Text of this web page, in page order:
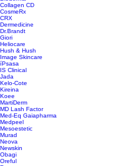
Collagen CD
CosmeRx
CRX
Dermedicine
Dr.Brandt
Giori
Heliocare
Hush & Hush
Image Skincare
íPsasa
IS Clinical
Jada
Kelo-Cote
Kireina
Koee
MartiDerm
MD Lash Factor
Med-Eq Gaiapharma
Medpeel
Mesoestetic
Murad
Neova
Newskin
Obagi
Oreful